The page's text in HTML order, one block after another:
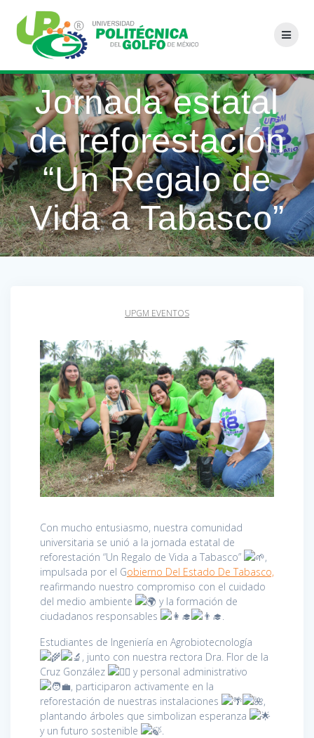
contenido
Jornada estatal
de reforestación
“Un Regalo de
Vida a Tabasco”
UPGM EVENTOS
Con mucho entusiasmo, nuestra comunidad
universitaria se unió a la jornada estatal de
reforestación “Un Regalo de Vida a Tabasco”
,
impulsada por el Gobierno Del Estado De Tabasco,
reafirmando nuestro compromiso con el cuidado
del medio ambiente
y la formación de
ciudadanos responsables
Estudiantes de Ingeniería en Agrobiotecnología
, junto con nuestra rectora Dra. Flor de la
Cruz González
y personal administrativo
, participaron activamente en la
reforestación de nuestras instalaciones
,
plantando árboles que simbolizan esperanza
y un futuro sostenible